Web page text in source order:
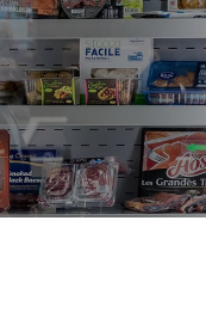
服务支持
新闻与活动
成功案例
食品